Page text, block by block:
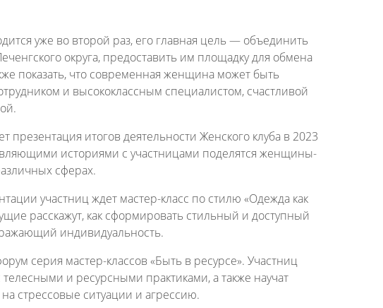
уже во второй раз, его главная цель — объединить
округа, предоставить им площадку для обмена
показать, что современная женщина может быть
и высококлассным специалистом, счастливой
презентация итогов деятельности Женского клуба в 2023
историями с участницами поделятся женщины-
сферах.
участниц ждет мастер-класс по стилю «Одежда как
расскажут, как сформировать стильный и доступный
индивидуальность.
серия мастер-классов «Быть в ресурсе». Участниц
телесными и ресурсными практиками, а также научат
стрессовые ситуации и агрессию.